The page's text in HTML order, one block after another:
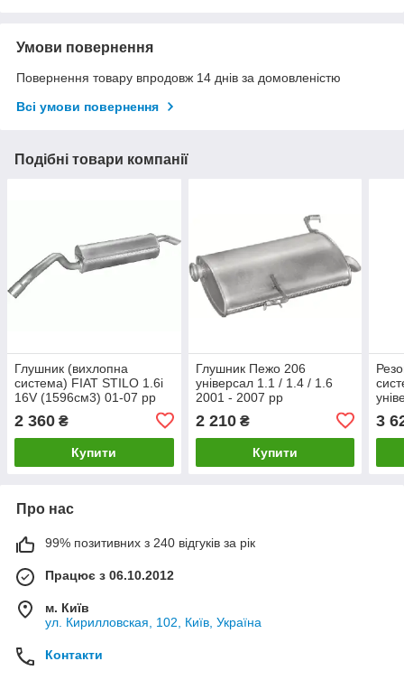
Умови повернення
Повернення товару впродовж 14 днів за домовленістю
Всі умови повернення
Подібні товари компанії
Глушник (вихлопна
система) FIAT STILO 1.6i
16V (1596см3) 01-07 рр
2 360 ₴
Купити
Глушник Пежо 206
універсал 1.1 / 1.4 / 1.6
2001 - 2007 рр
2 210₴
Купити
3
Про нас
99% позитивних з 240 відгуків за рік
Працює з 06.10.2012
м. Київ
ул. Кирилловская, 102, Київ, Україна
Контакти